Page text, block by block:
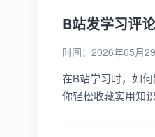
B站发学习评
时间：2026年05月
在B站学习时，如
你轻松收藏实用知